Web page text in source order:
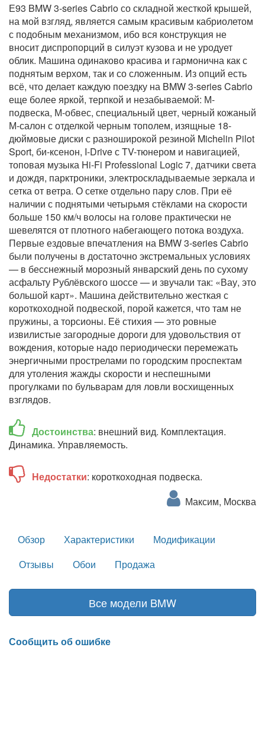
Е93 BMW 3-series Cabrio со складной жесткой крышей,
на мой взгляд, является самым красивым кабриолетом
с подобным механизмом, ибо вся конструкция не
вносит диспропорций в силуэт кузова и не уродует
облик. Машина одинаково красива и гармонична как с
поднятым верхом, так и со сложенным. Из опций есть
всё, что делает каждую поездку на BMW 3-series Cabrio
еще более яркой, терпкой и незабываемой: М-
подвеска, М-обвес, специальный цвет, черный кожаный
М-салон с отделкой черным тополем, изящные 18-
дюймовые диски с разноширокой резиной Michelin Pilot
Sport, би-ксенон, I-Drive с TV-тюнером и навигацией,
топовая музыка Hi-Fi Professional Logic 7, датчики света
и дождя, парктроники, электроскладываемые зеркала и
сетка от ветра. О сетке отдельно пару слов. При её
наличии с поднятыми четырьмя стёклами на скорости
больше 150 км/ч волосы на голове практически не
шевелятся от плотного набегающего потока воздуха.
Первые ездовые впечатления на BMW 3-series Cabrio
были получены в достаточно экстремальных условиях
— в бесснежный морозный январский день по сухому
асфальту Рублёвского шоссе — и звучали так: «Вау, это
большой карт». Машина действительно жесткая с
короткоходной подвеской, порой кажется, что там не
пружины, а торсионы. Её стихия — это ровные
извилистые загородные дороги для удовольствия от
вождения, которые надо периодически перемежать
энергичными прострелами по городским проспектам
для утоления жажды скорости и неспешными
прогулками по бульварам для ловли восхищенных
взглядов.
Достоинства: внешний вид. Комплектация.
Динамика. Управляемость.
Недостатки: короткоходная подвеска.
Максим, Москва
Обзор Характеристики
Модификации
Отзывы
Обои Продажа
Все модели BMW
Сообщить об ошибке